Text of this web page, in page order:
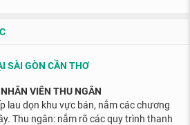
SÀI GÒN CẦN THƠ
VIÊN THU NGÂN
lau dọn khu vực bán, nắm các chương
Thu ngân: nắm rõ các quy trình thanh